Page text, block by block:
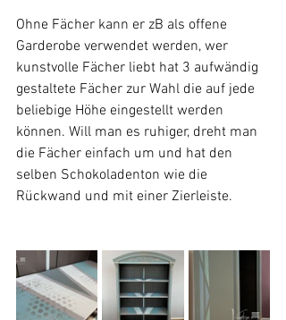
Ohne Fächer kann er zB als offene
Garderobe verwendet werden, wer
kunstvolle Fächer liebt hat 3 aufwändig
gestaltete Fächer zur Wahl die auf jede
beliebige Höhe eingestellt werden
können. Will man es ruhiger, dreht man
die Fächer einfach um und hat den
selben Schokoladenton wie die
Rückwand und mit einer Zierleiste.